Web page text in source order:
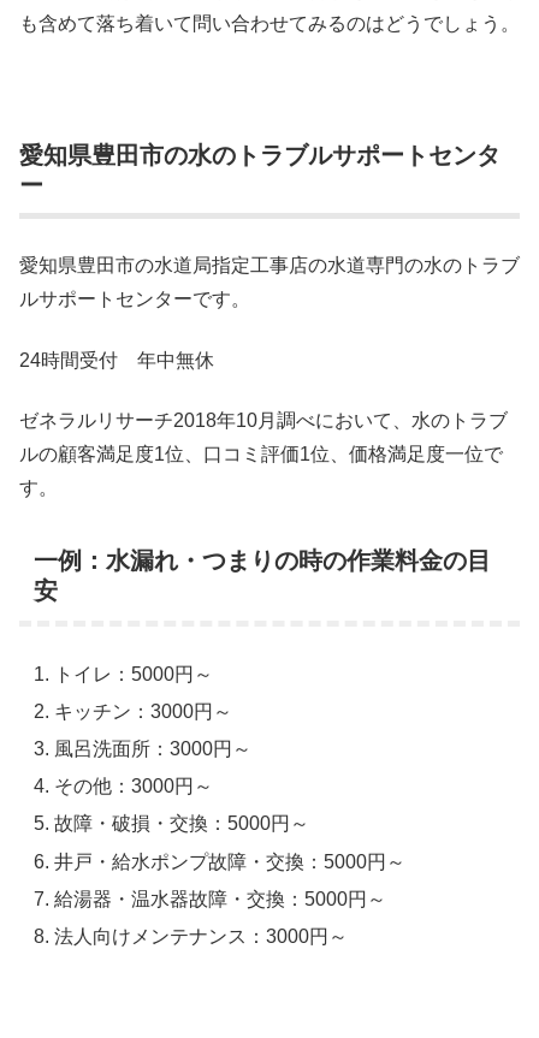
も含めて落ち着いて問い合わせてみるのはどうでしょう。
愛知県豊田市の水のトラブルサポートセンタ
ー
愛知県豊田市の水道局指定工事店の水道専門の水のトラブ
ルサポートセンターです。
24時間受付 年中無休
ゼネラルリサーチ2018年10月調べにおいて、水のトラブ
ルの顧客満足度1位、口コミ評価1位、価格満足度一位で
す。
一例：水漏れ・つまりの時の作業料金の目
安
トイレ：5000円～
キッチン：3000円～
風呂洗面所：3000円～
その他：3000円～
故障・破損・交換：5000円～
井戸・給水ポンプ故障・交換：5000円～
給湯器・温水器故障・交換：5000円～
法人向けメンテナンス：3000円～